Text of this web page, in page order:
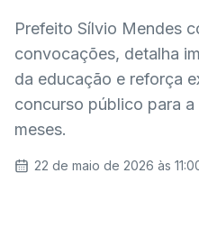
Prefeito Sílvio Mendes
convocações, detalha
da educação e reforça
concurso público para
meses.
22 de maio de 2026 às